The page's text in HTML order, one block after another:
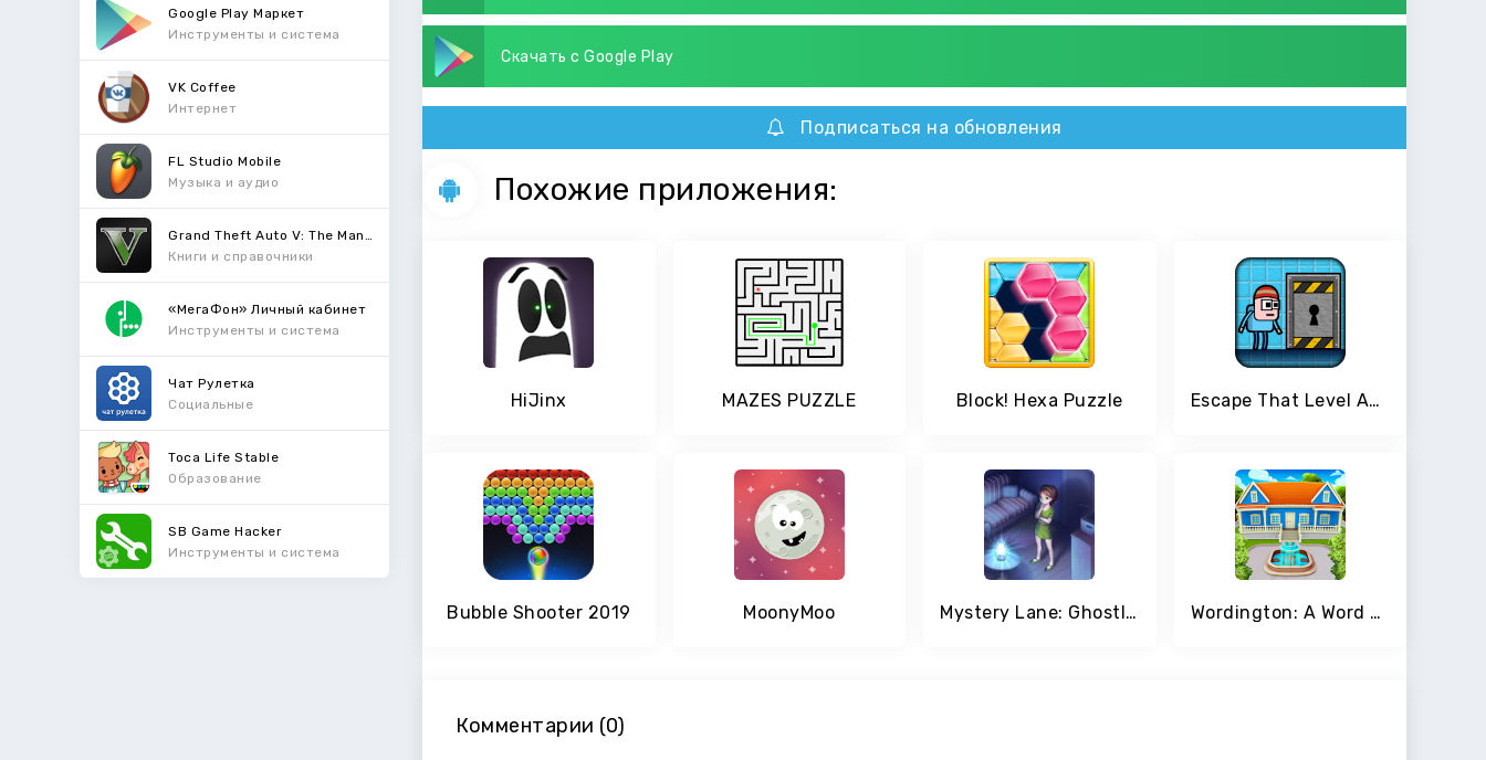
Google Play Маркет
Инструменты и система
VK Coffee
Интернет
FL Studio Mobile
Музыка и аудио
Книги и справочники
«МегаФон» Личный кабинет
Инструменты и система
Чат Рулетка
Социальные
Toca Life Stable
Образование
SB Game Hacker
Инструменты и система
Скачать с Google Play
Подписаться на обновления
Похожие приложения:
HiJinx MAZES PUZZLE Block! Hexa Puzzle Escape That Level Again
Bubble Shooter 2019 MoonyMoo Mystery Lane: Ghostly Match Wordington: A Word Story
Комментарии (0)